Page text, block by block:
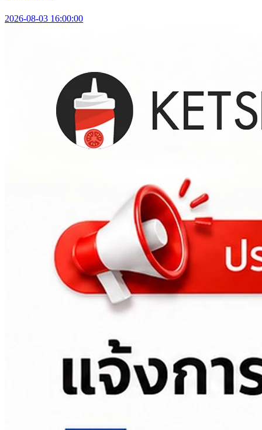
2026-08-03 16:00:00